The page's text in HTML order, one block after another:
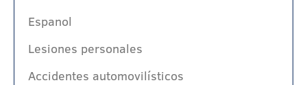
Espanol
Lesiones personales
Accidentes automovilísticos